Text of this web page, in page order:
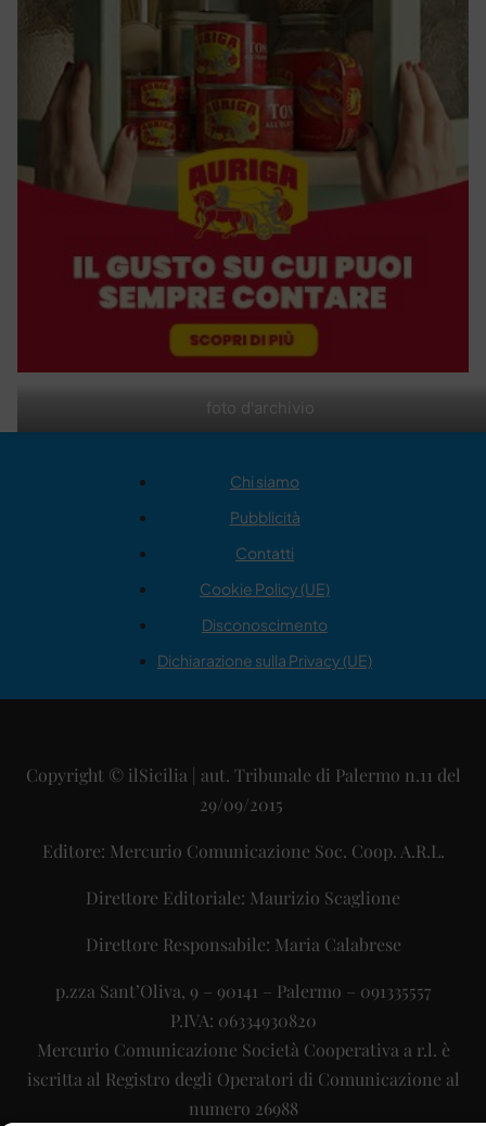
foto d'archivio
Chi siamo
Pubblicità
Contatti
Cookie Policy (UE)
Disconoscimento
Dichiarazione sulla Privacy (UE)
Copyright © ilSicilia | aut. Tribunale di Palermo n.11 del
29/09/2015
Editore: Mercurio Comunicazione Soc. Coop. A.R.L.
Direttore Editoriale: Maurizio Scaglione
Direttore Responsabile: Maria Calabrese
p.zza Sant’Oliva, 9 – 90141 – Palermo – 091335557
P.IVA: 06334930820
Mercurio Comunicazione Società Cooperativa a r.l. è
iscritta al Registro degli Operatori di Comunicazione al
numero 26988